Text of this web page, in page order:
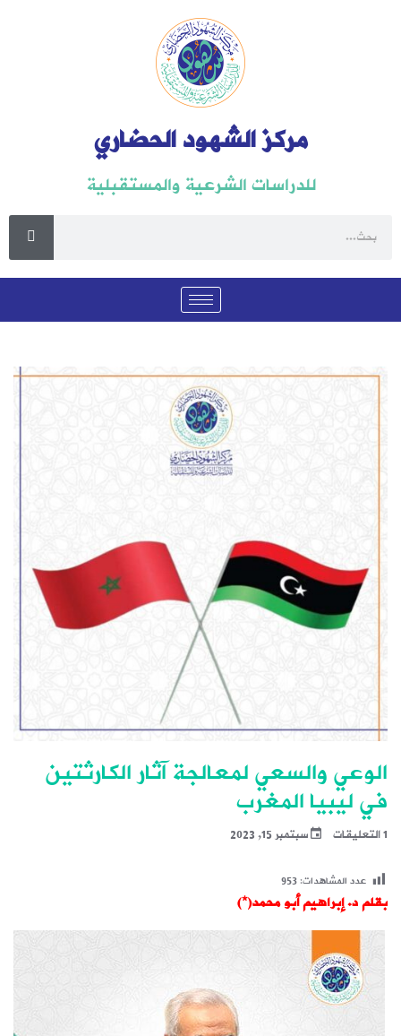
مركز الشهود الحضاري
للدراسات الشرعية والمستقبلية
الوعي والسعي لمعالجة آثار الكارثتين
في ليبيا المغرب
1 التعليقات سبتمبر 15, 2023
عدد المشاهدات:953
بقلم د. إبراهيم أبو محمد(*)